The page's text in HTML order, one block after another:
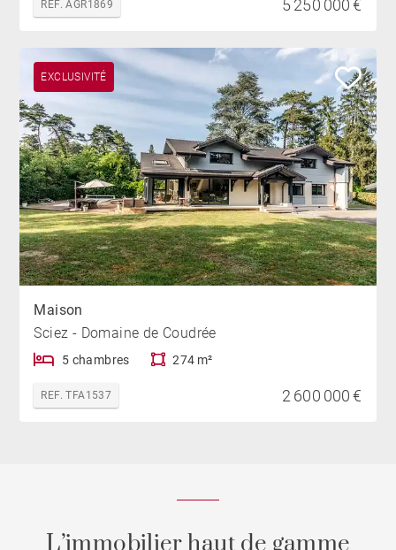
REF. AGR1869 5 250 000 €
EXCLUSIVITÉ
Maison
Sciez - Domaine de Coudrée
5 chambres 274 m²
REF. TFA1537 2 600 000 €